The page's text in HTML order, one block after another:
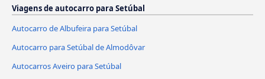
Viagens de autocarro para Setúbal
Autocarro de Albufeira para Setúbal
Autocarro para Setúbal de Almodôvar
Autocarros Aveiro para Setúbal